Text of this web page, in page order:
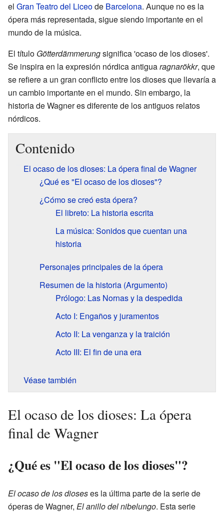
el Gran Teatro del Liceode Barcelona. Aunque no es la
ópera más representada, sigue siendo importante en el
mundo de la música.
El título Götterdämmerungsignifica 'ocaso de los dioses'.
Se inspira en la expresión nórdica antiguaragnarökkr, que
se refiere a un gran conflicto entre los dioses que llevaría a
un cambio importante en el mundo. Sin embargo, la
historia de Wagner es diferente de los antiguos relatos
nórdicos.
Contenido
El ocaso de los dioses: La ópera final de Wagner
¿Qué es "El ocaso de los dioses"?
¿Cómo se creó esta ópera?
El libreto: La historia escrita
La música: Sonidos que cuentan una
historia
Personajes principales de la ópera
Resumen de la historia (Argumento)
Prólogo: Las Nornas y la despedida
Acto I: Engaños y juramentos
Acto II: La venganza y la traición
Acto III: El fin de una era
Véase también
El ocaso de los dioses: La ópera
final de Wagner
¿Qué es "El ocaso de los dioses"?
El ocaso de los dioseses la última parte de la serie de
óperas de Wagner, El anillo del nibelungo. Esta serie